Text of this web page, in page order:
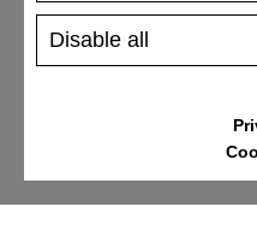
Disable all